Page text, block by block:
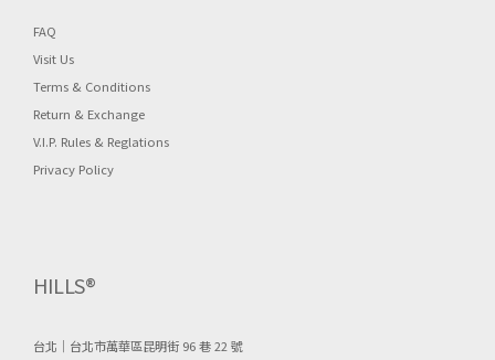
FAQ
Visit Us
Terms & Conditions
Return & Exchange
V.I.P. Rules & Reglations
Privacy Policy
HILLS®
台北｜台北市萬華區昆明街 96 巷 22 號